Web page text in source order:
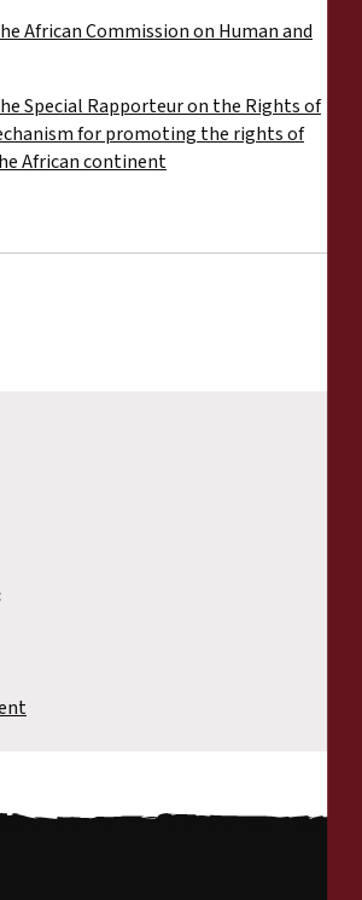
African Commission on Human and
Special Rapporteur on the Rights of
for promoting the rights of
African continent